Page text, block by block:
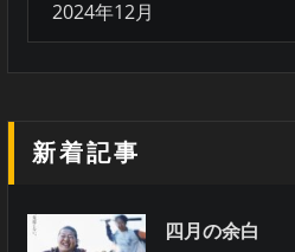
イ
新着記事
四月の余白